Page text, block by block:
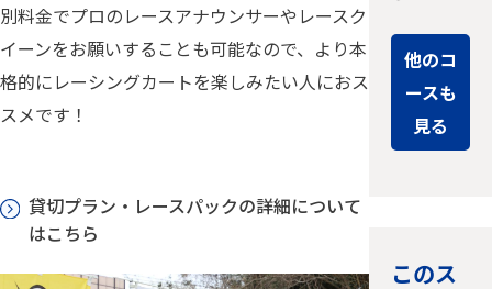
別料金でプロのレースアナウンサーやレースク
イーンをお願いすることも可能なので、より本
格的にレーシングカートを楽しみたい人におス
スメです！
貸切プラン・レースパックの詳細について
はこちら
他のコ
ースも
見る
このス